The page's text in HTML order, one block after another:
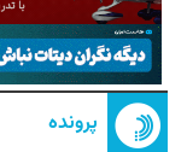
پرونده